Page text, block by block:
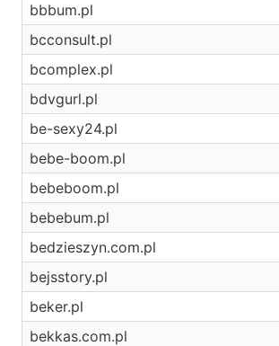
bbbum.pl
bcconsult.pl
bcomplex.pl
bdvgurl.pl
be-sexy24.pl
bebe-boom.pl
bebeboom.pl
bebebum.pl
bedzieszyn.com.pl
bejsstory.pl
beker.pl
bekkas.com.pl